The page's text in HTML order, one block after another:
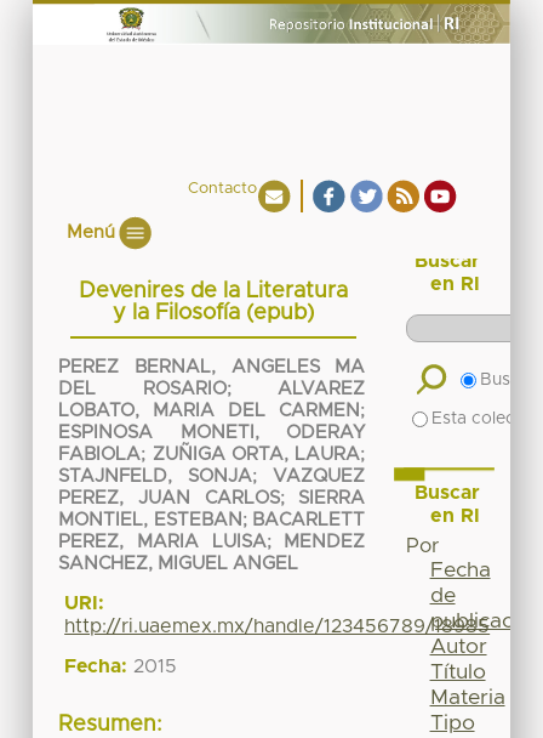
Contacto
Menú
Devenires de la Literatura
y la Filosofía (epub)
PEREZ BERNAL, ANGELES MA
DEL ROSARIO;ALVAREZ
LOBATO, MARIA DEL CARMEN ;
ESPINOSA MONETI, ODERAY
FABIOLA; ZUÑIGA ORTA, LAURA;
STAJNFELD, SONJA; VAZQUEZ
PEREZ, JUAN CARLOS; SIERRA
MONTIEL, ESTEBAN ; BACARLETT
PEREZ, MARIA LUISA;
MENDEZ
SANCHEZ, MIGUEL ANGEL
URI:
http://ri.uaemex.mx/handle/123456789/18985
Fecha: 2015
Resumen:
Buscar
en RI
Buscar
Esta
Buscar
en RI
Por
Fecha
de
publicación
Autor
Título
Materia
Tipo